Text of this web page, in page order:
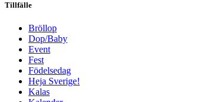
Tillfälle
Bröllop
Dop/Baby
Event
Fest
Födelsedag
Heja Sverige!
Kalas